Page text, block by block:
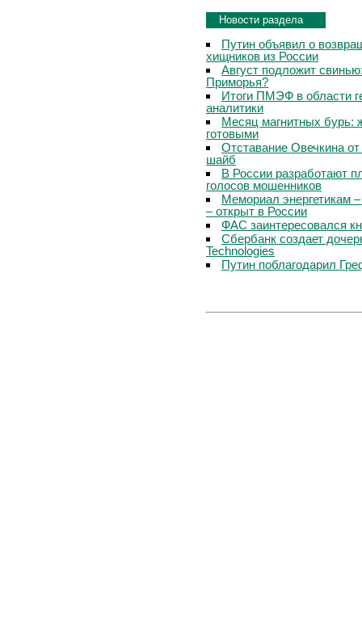
Новости раздела
Путин объявил о
хищников из России
Август подложит
Приморья?
Итоги ПМЭФ в области
аналитики
Месяц магнитных бурь:
готовыми
Отставание Овечкина
шайб
В России разработают
голосов мошенников
Мемориал энергетикам
– открыт в России
ФАС заинтересовался
Сбербанк создает
Technologies
Путин поблагодарил